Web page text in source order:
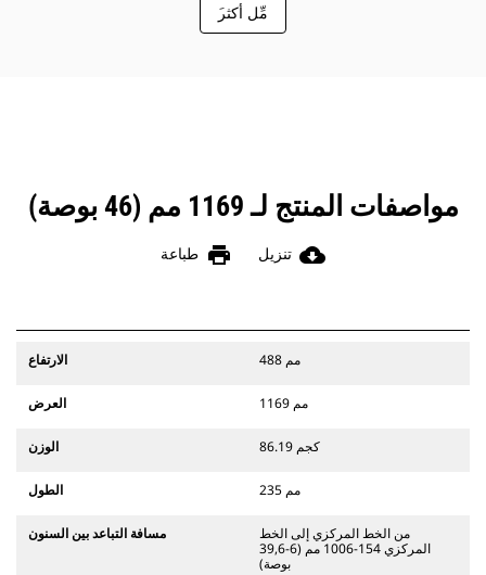
َمِّل أكثر
مواصفات المنتج لـ 1169 مم (46 بوصة)
cloud_download تنزيل print طباعة
الارتفاع 488 مم
العرض 1169 مم
الوزن 86.19 كجم
الطول 235 مم
مسافة التباعد بين السنون
من الخط المركزي إلى الخط
المركزي 154-1006 مم (6-39,6
بوصة)